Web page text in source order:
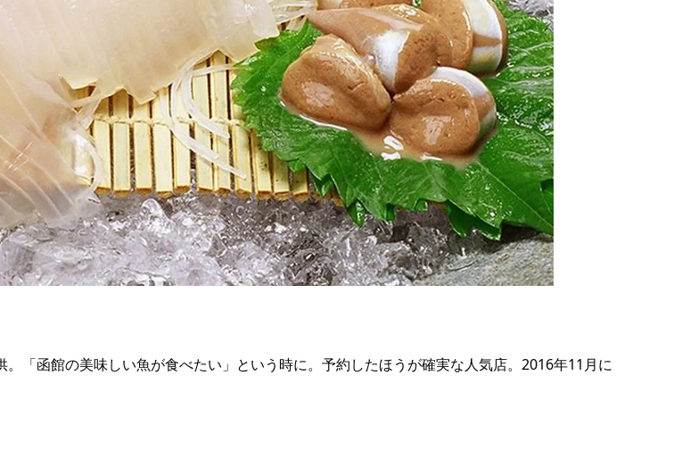
「函館の美味しい魚が食べたい」という時に。予約したほうが確実な人気店。2016年11月に